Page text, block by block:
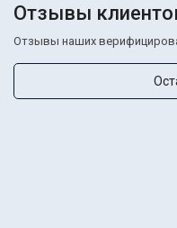
Отзывы
Отзывы наших